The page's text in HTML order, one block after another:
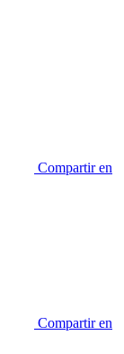
Compartir en
Compartir en